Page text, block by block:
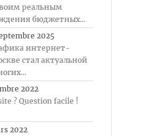
реальным
бюджетных...
2025
интернет-
стал актуальной
2022
? Question facile !
2022